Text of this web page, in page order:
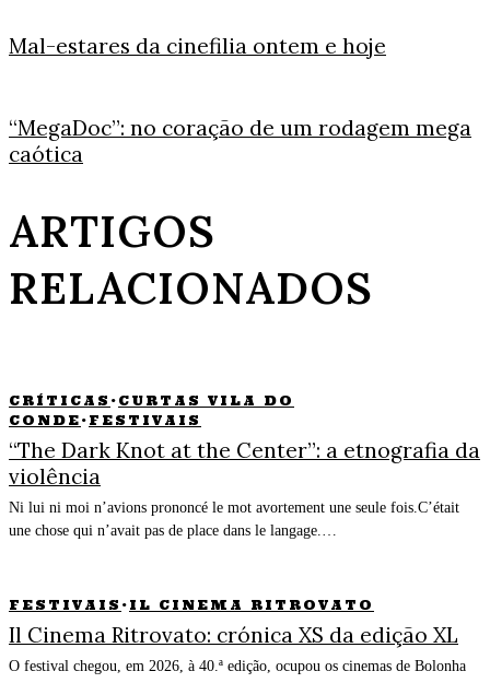
Mal-estares da cinefilia ontem e hoje
“MegaDoc”: no coração de um rodagem mega
caótica
ARTIGOS
RELACIONADOS
CRÍTICAS · CURTAS VILA DO
CONDE · FESTIVAIS
“The Dark Knot at the Center”: a etnografia da
violência
Ni lui ni moi n’avions prononcé le mot avortement une seule fois.C’était
une chose qui n’avait pas de place dans le langage.…
FESTIVAIS · IL CINEMA RITROVATO
Il Cinema Ritrovato: crónica XS da edição XL
O festival chegou, em 2026, à 40.ª edição, ocupou os cinemas de Bolonha